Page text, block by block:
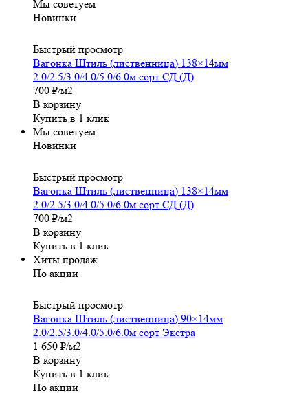
Мы советуем
Новинки
Быстрый просмотр
Вагонка Штиль (лиственница) 138×14мм
2.0/2.5/3.0/4.0/5.0/6.0м сорт СД (Д)
700 ₽/м2
В корзину
Купить в 1 клик
Мы советуем
Новинки
Быстрый просмотр
Вагонка Штиль (лиственница) 138×14мм
2.0/2.5/3.0/4.0/5.0/6.0м сорт СД (Д)
700 ₽/м2
В корзину
Купить в 1 клик
Хиты продаж
По акции
Быстрый просмотр
Вагонка Штиль (лиственница) 90×14мм
2.0/2.5/3.0/4.0/5.0/6.0м сорт Экстра
1 650 ₽/м2
В корзину
Купить в 1 клик
По акции